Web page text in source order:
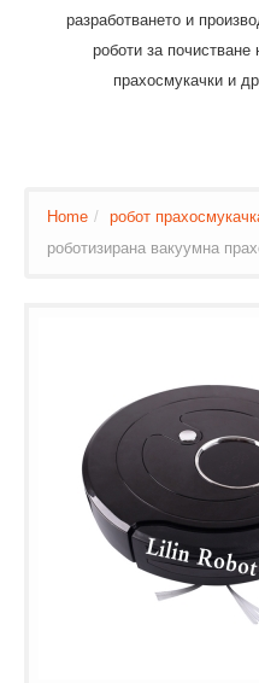
разработването и
роботи за
прахосмукачки и
Home / робот
роботизирана вакуумна